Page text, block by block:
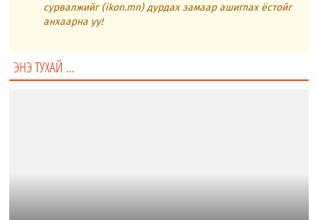
сурвалжийг (ikon.mn) дурдах замаар ашиглах ёстойг
анхаарна уу!
ЭНЭ ТУХАЙ ...